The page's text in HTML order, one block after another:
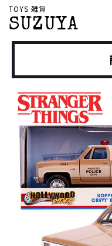
TOYS 雑貨
SUZUYA